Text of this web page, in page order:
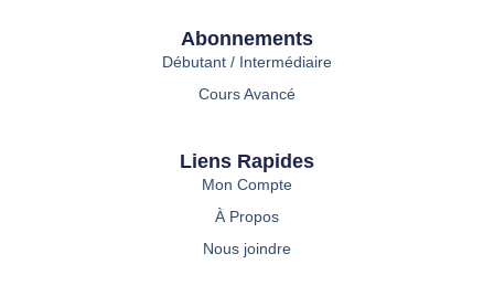
Abonnements
Débutant / Intermédiaire
Cours Avancé
Liens Rapides
Mon Compte
À Propos
Nous joindre